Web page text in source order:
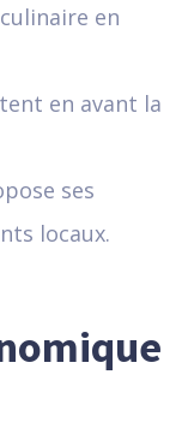
en
en avant la
ses
locaux.